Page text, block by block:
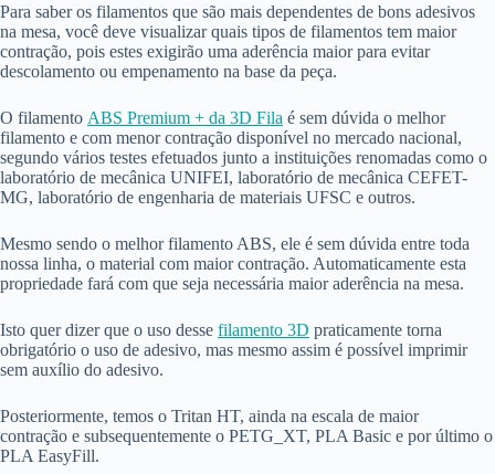
Para saber os filamentos que são mais dependentes de bons adesivos
na mesa, você deve visualizar quais tipos de filamentos tem maior
contração, pois estes exigirão uma aderência maior para evitar
descolamento ou empenamento na base da peça.
O filamento ABS Premium + da 3D Fila é sem dúvida o melhor
filamento e com menor contração disponível no mercado nacional,
segundo vários testes efetuados junto a instituições renomadas como o
laboratório de mecânica UNIFEI, laboratório de mecânica CEFET-
MG, laboratório de engenharia de materiais UFSC e outros.
Mesmo sendo o melhor filamento ABS, ele é sem dúvida entre toda
nossa linha, o material com maior contração. Automaticamente esta
propriedade fará com que seja necessária maior aderência na mesa.
Isto quer dizer que o uso desse filamento 3D praticamente torna
obrigatório o uso de adesivo, mas mesmo assim é possível imprimir
sem auxílio do adesivo.
Posteriormente, temos o Tritan HT, ainda na escala de maior
contração e subsequentemente o PETG_XT, PLA Basic e por último o
PLA EasyFill.